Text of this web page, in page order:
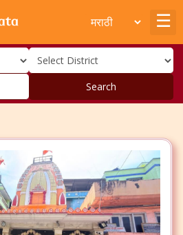
Search